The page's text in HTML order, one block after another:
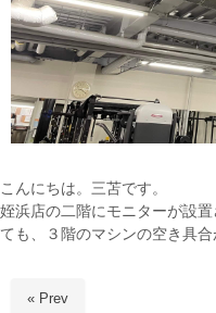
こんにちは。三苫です。
姪浜店の二階にモニターが設
ても、３階のマシンの空き具
« Prev